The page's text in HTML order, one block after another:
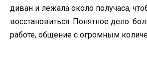
диван и лежала около получаса,
восстановиться. Понятное дело:
работе, общение с огромным